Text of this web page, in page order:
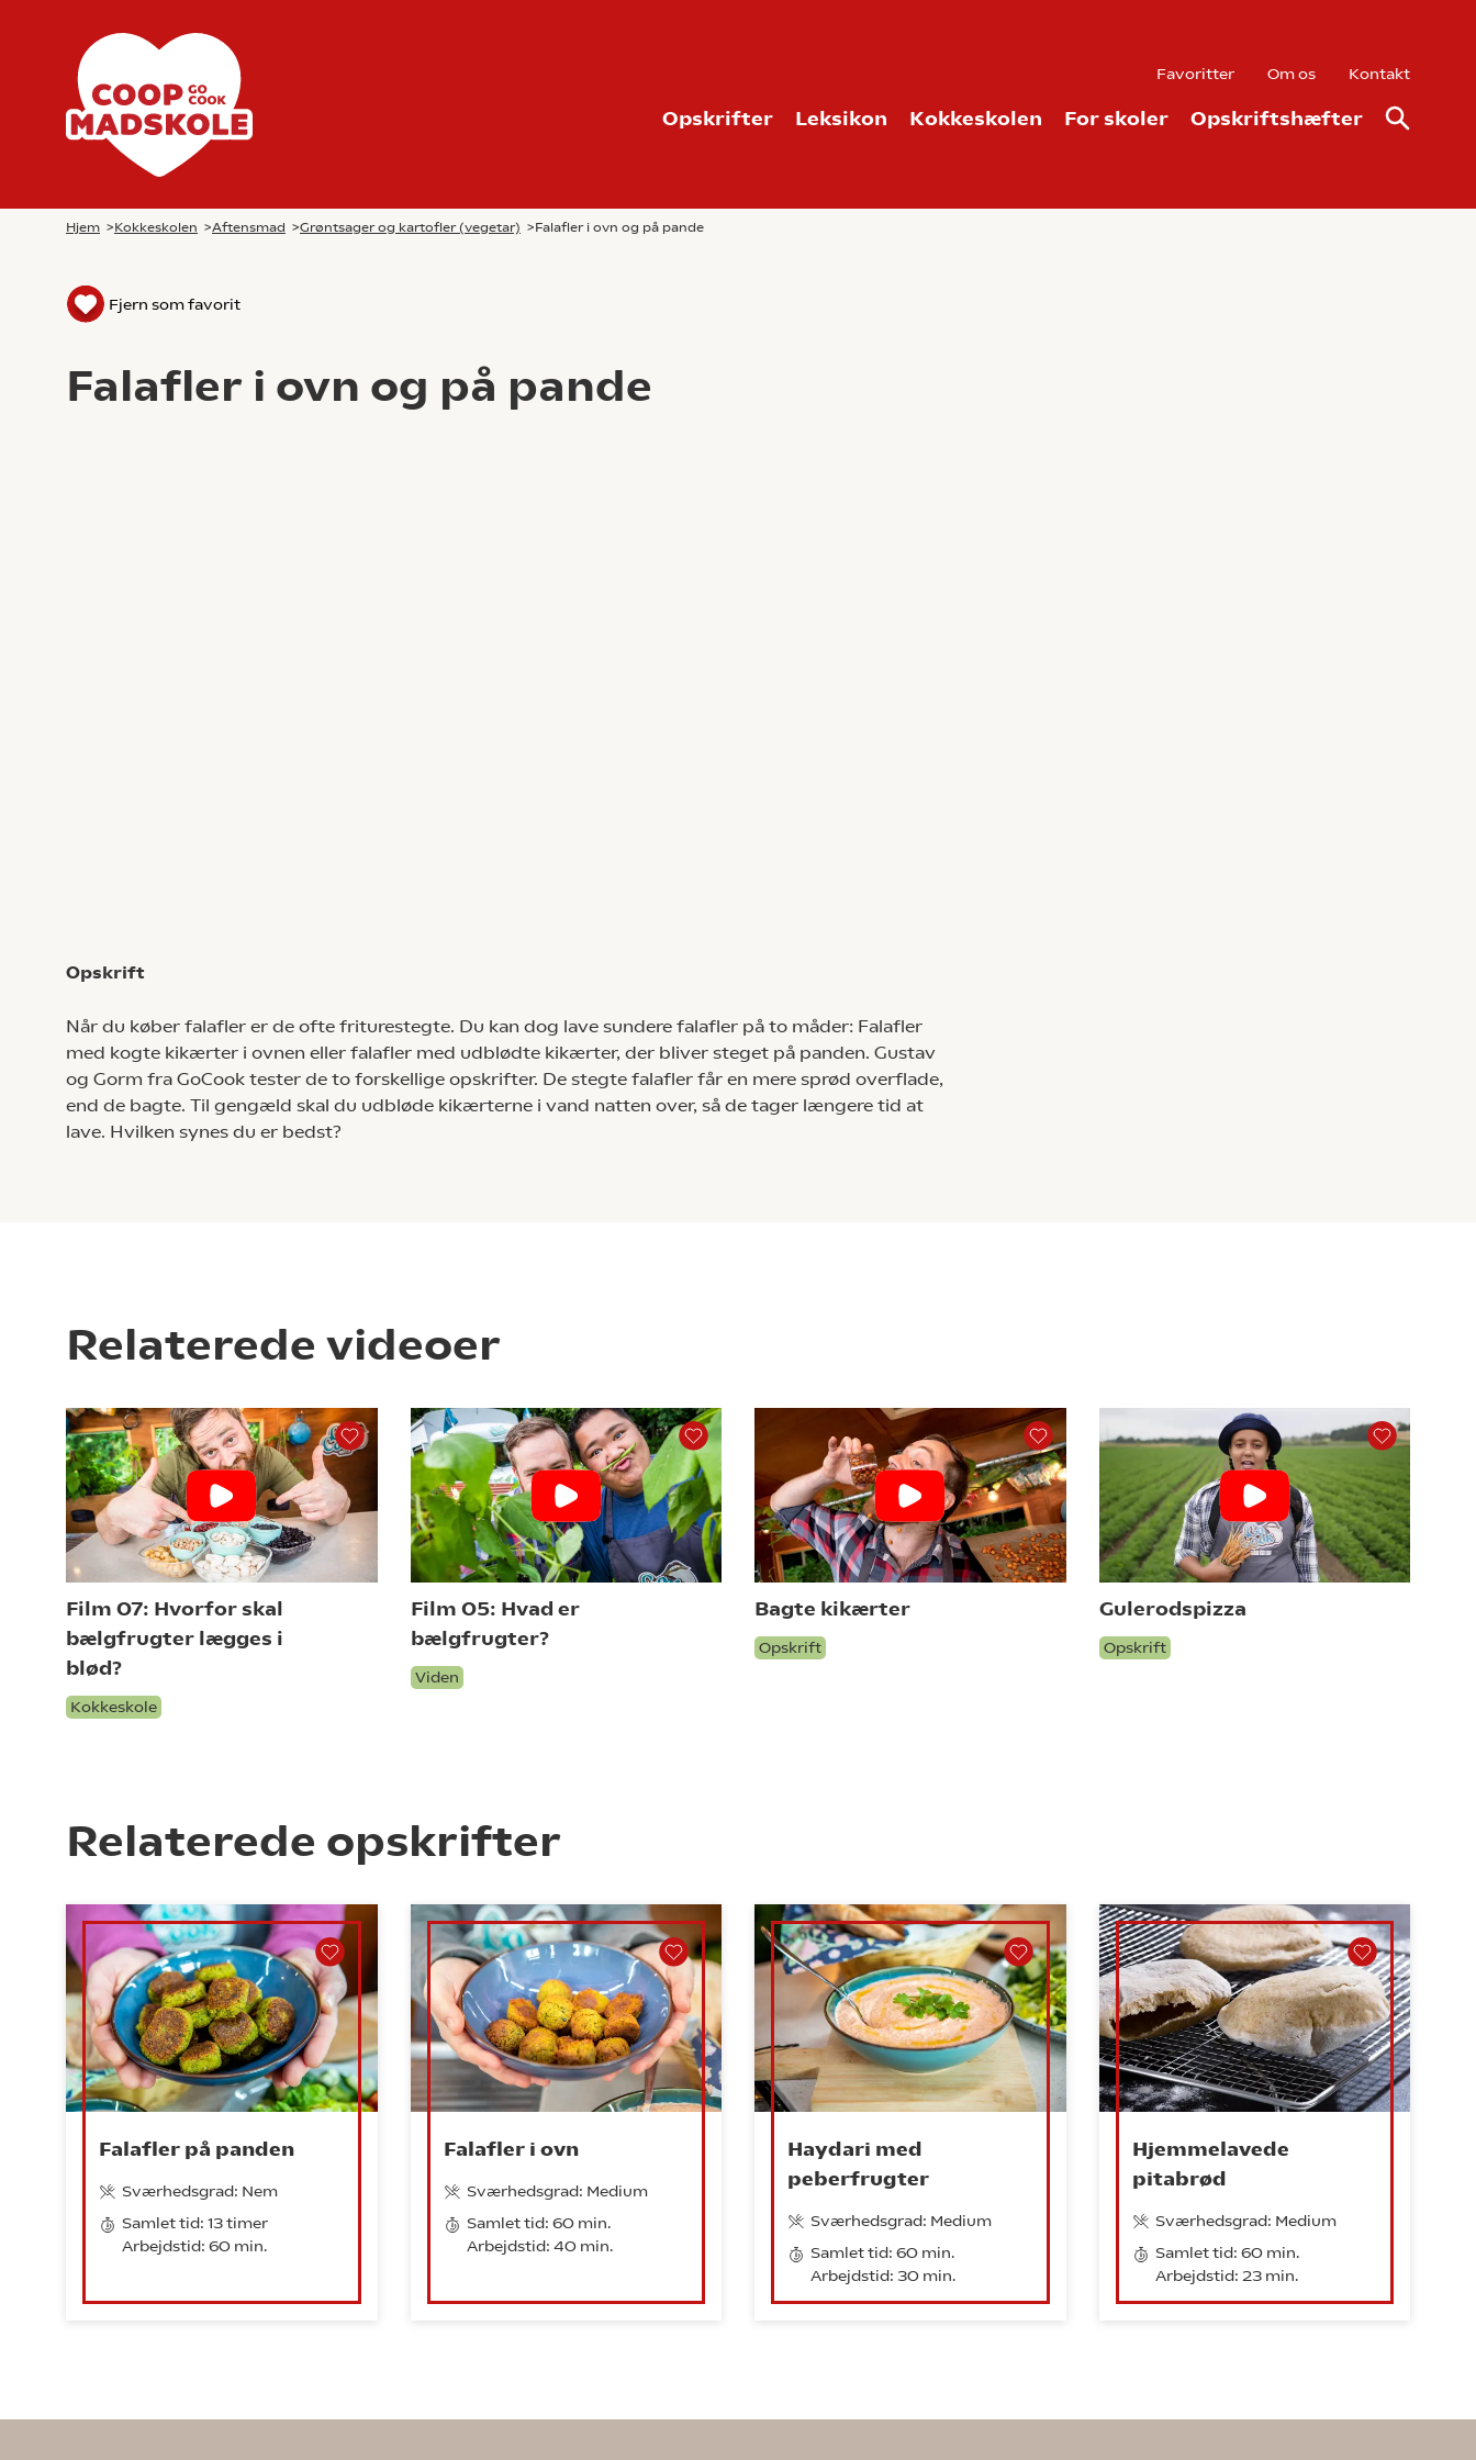
Favoritter Om os Kontakt
Opskrifter Leksikon Kokkeskolen For skoler Opskriftshæfter
Hjem >Kokkeskolen >Aftensmad >Grøntsager og kartofler (vegetar) >Falafler i ovn og på pande
Fjern som favorit
Falafler i ovn og på pande
Opskrift
Når du køber falafler er de ofte friturestegte. Du kan dog lave sundere falafler på to måder: Falafler
med kogte kikærter i ovnen eller falafler med udblødte kikærter, der bliver steget på panden. Gustav
og Gorm fra GoCook tester de to forskellige opskrifter. De stegte falafler får en mere sprød overflade,
end de bagte. Til gengæld skal du udbløde kikærterne i vand natten over, så de tager længere tid at
lave. Hvilken synes du er bedst?
Relaterede videoer
Film 07: Hvorfor skal
bælgfrugter lægges i
blød?
Kokkeskole
Film 05: Hvad er
bælgfrugter?
Viden
Bagte kikærter
Opskrift
Gulerodspizza
Opskrift
Relaterede opskrifter
Falafler på panden
Sværhedsgrad: Nem
Samlet tid: 13 timer
Arbejdstid: 60 min.
Falafler i ovn
Sværhedsgrad: Medium
Samlet tid: 60 min.
Arbejdstid: 40 min.
Haydari med
peberfrugter
Sværhedsgrad: Medium
Samlet tid: 60 min.
Arbejdstid: 30 min.
Hjemmelavede
pitabrød
Sværhedsgrad: Medium
Samlet tid: 60 min.
Arbejdstid: 23 min.